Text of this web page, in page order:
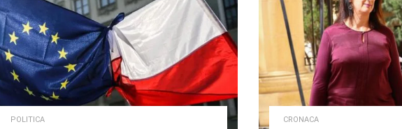
POLITICA CRONACA